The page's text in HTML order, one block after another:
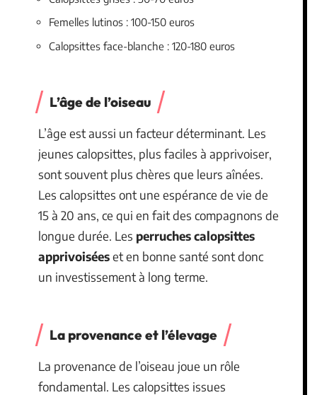
Femelles lutinos : 100-150 euros
Calopsittes face-blanche : 120-180 euros
L’âge de l’oiseau
L’âge est aussi un facteur déterminant. Les
jeunes calopsittes, plus faciles à apprivoiser,
sont souvent plus chères que leurs aînées.
Les calopsittes ont une espérance de vie de
15 à 20 ans, ce qui en fait des compagnons de
longue durée. Les perruches calopsittes
apprivoiséeset en bonne santé sont donc
un investissement à long terme.
La provenance et l’élevage
La provenance de l’oiseau joue un rôle
fondamental. Les calopsittes issues